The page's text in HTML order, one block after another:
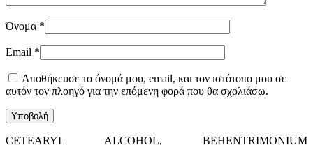
Όνομα *
Email *
Αποθήκευσε το όνομά μου, email, και τον ιστότοπο μου σε
αυτόν τον πλοηγό για την επόμενη φορά που θα σχολιάσω.
CETEARYL ALCOHOL, BEHENTRIMONIUM